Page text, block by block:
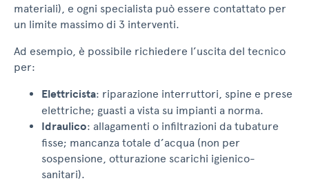
materiali), e ogni specialista può essere contattato per
un limite massimo di 3 interventi.
Ad esempio, è possibile richiedere l’uscita del tecnico
per:
Elettricista: riparazione interruttori, spine e prese
elettriche; guasti a vista su impianti a norma.
Idraulico: allagamenti o infiltrazioni da tubature
fisse; mancanza totale d’acqua (non per
sospensione, otturazione scarichi igienico-
sanitari).